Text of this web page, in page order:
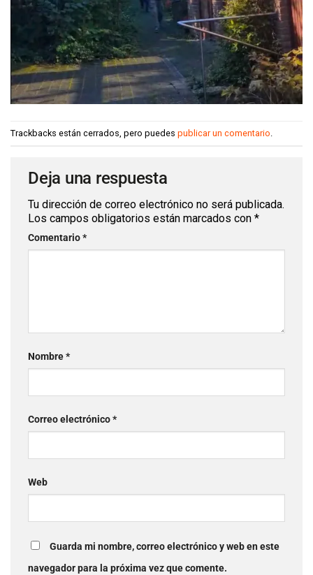
Trackbacks están cerrados, pero puedes publicar un comentario
Deja una respuesta
Tu dirección de correo electrónico no será publicada.
Los campos obligatorios están marcados con *
Comentario*
Nombre*
Correo electrónico*
Web
Guarda mi nombre, correo electrónico y web en este
navegador para la próxima vez que comente.